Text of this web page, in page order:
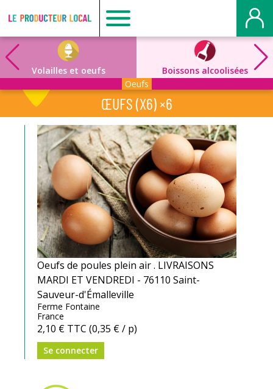
Producteur
-
Mont
Saint
Aignan
Volailles et oeufs
Boissons alcoolisées
Oeufs
ŒUFS (X6) ×6
Oeufs de poules plein air . LIVRAISONS
MARDI ET VENDREDI - 76110 Saint-
Sauveur-d'Émalleville
Ferme Fontaine
France
2,10 € TTC (0,35 € / p)
Se connecter